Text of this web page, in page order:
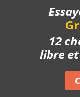
- Bonus
12
libre